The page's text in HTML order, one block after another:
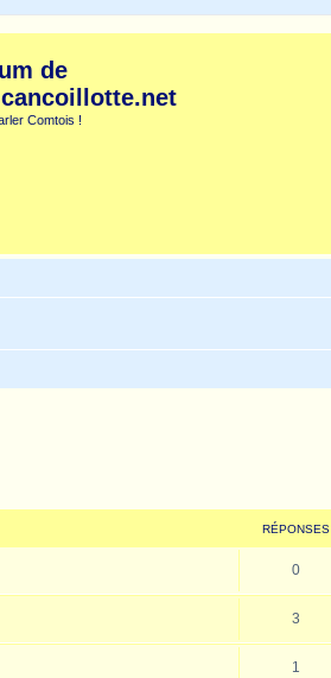
de
Comtois !
RÉPONSES
0
3
1